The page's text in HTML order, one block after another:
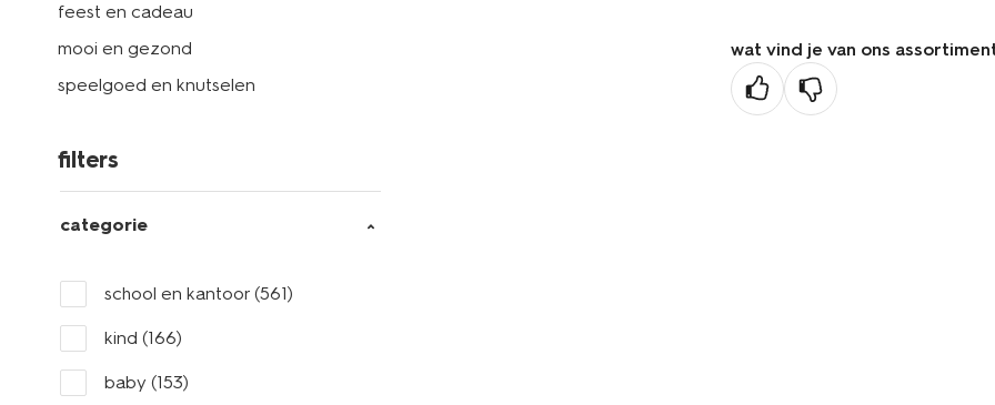
feest en cadeau
mooi en gezond
speelgoed en knutselen
filters
categorie
school en kantoor (561)
kind (166)
baby (153)
wat vind je van ons